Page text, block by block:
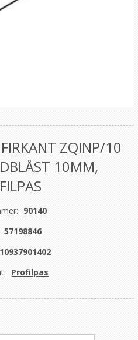
ZQINP/10
10MM,
90140
57198846
Profilpas